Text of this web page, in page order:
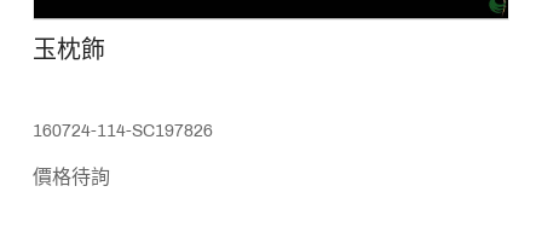
玉枕飾
160724-114-SC197826
價格待詢